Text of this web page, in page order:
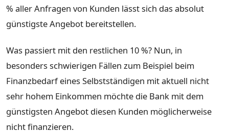
% aller Anfragen von Kunden lässt sich das absolut
günstigste Angebot bereitstellen.
Was passiert mit den restlichen 10 %? Nun, in
besonders schwierigen Fällen zum Beispiel beim
Finanzbedarf eines Selbstständigen mit aktuell nicht
sehr hohem Einkommen möchte die Bank mit dem
günstigsten Angebot diesen Kunden möglicherweise
nicht finanzieren.